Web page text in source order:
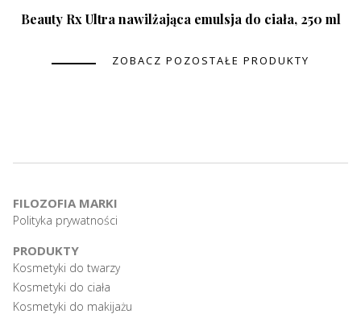
Beauty Rx Ultra nawilżająca emulsja do ciała, 250 ml
ZOBACZ POZOSTAŁE PRODUKTY
FILOZOFIA MARKI
Polityka prywatności
PRODUKTY
Kosmetyki do twarzy
Kosmetyki do ciała
Kosmetyki do makijażu